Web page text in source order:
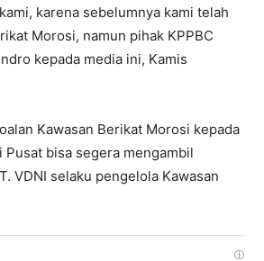
karena sebelumnya kami telah
Morosi, namun pihak KPPBC
kepada media ini, Kamis
Kawasan Berikat Morosi kepada
Pusat bisa segera mengambil
VDNI selaku pengelola Kawasan
ⓘ